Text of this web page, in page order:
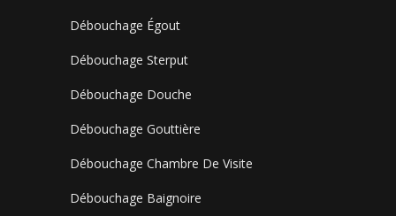
Débouchage Égout
Débouchage Sterput
Débouchage Douche
Débouchage Gouttière
Débouchage Chambre De Visite
Débouchage Baignoire